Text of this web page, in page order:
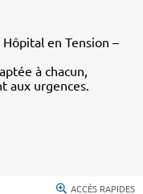
en Tension –
à chacun,
aux urgences.
ACCÈS RAPIDES